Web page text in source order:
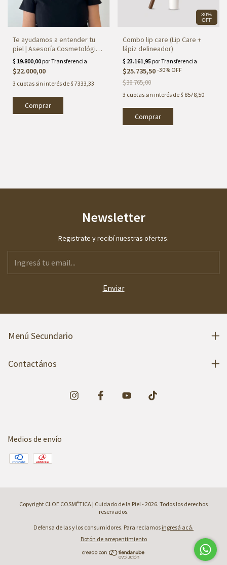
Te ayudamos a entender tu
piel | Asesoría Cosmetológica
Personalizada Online
$22.000,00
3 cuotas sin interés de$ 7333,33
30%
OFF
Combo lip care (Lip Care +
lápiz delineador)
$25.735,50 -30% OFF
$36.765,00
3 cuotas sin interés de$ 8578,50
Newsletter
Registrate y recibí nuestras ofertas.
Menú Secundario
Contactános
Medios de envío
Copyright CLOE COSMÉTICA | Cuidado de la Piel - 2026. Todos los derechos
reservados.
Defensa de las y los consumidores. Para reclamos ingresá acá.
Botón de arrepentimiento